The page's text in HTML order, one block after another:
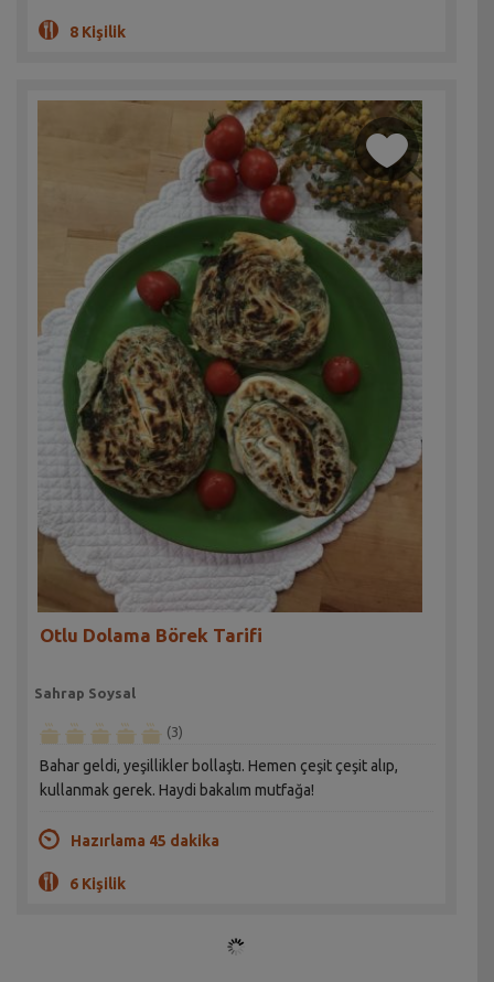
8 Kişilik
Otlu Dolama Börek Tarifi
Sahrap Soysal
(3)
Bahar geldi, yeşillikler bollaştı. Hemen çeşit çeşit alıp,
kullanmak gerek. Haydi bakalım mutfağa!
Hazırlama 45 dakika
6 Kişilik